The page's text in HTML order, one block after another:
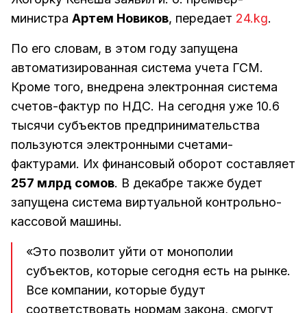
министра Артем Новиков, передает 24.kg.
По его словам, в этом году запущена
автоматизированная система учета ГСМ.
Кроме того, внедрена электронная система
счетов-фактур по НДС. На сегодня уже 10.6
тысячи субъектов предпринимательства
пользуются электронными счетами-
фактурами. Их финансовый оборот составляет
257 млрд сомов. В декабре также будет
запущена система виртуальной контрольно-
кассовой машины.
«Это позволит уйти от монополии
субъектов, которые сегодня есть на рынке.
Все компании, которые будут
соответствовать нормам закона, смогут